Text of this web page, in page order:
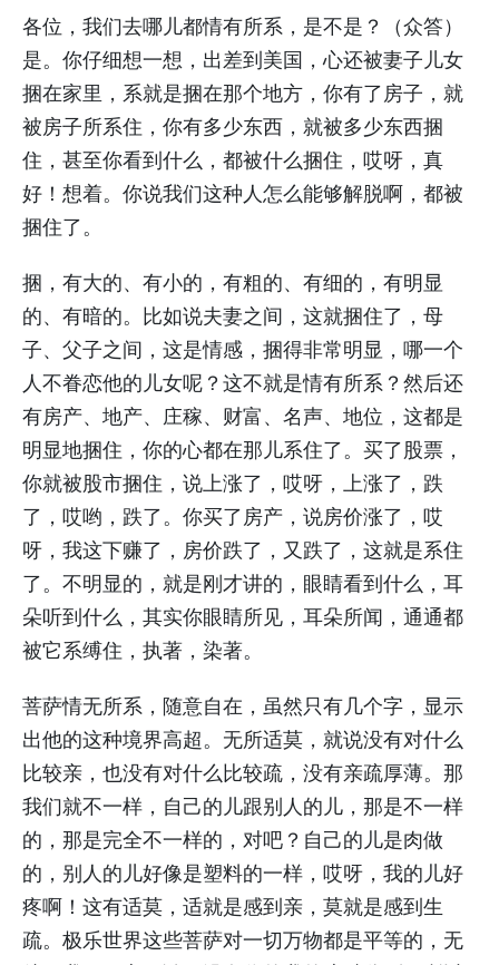
各位，我们去哪儿都情有所系，是不是？（众答）
是。你仔细想一想，出差到美国，心还被妻子儿女
捆在家里，系就是捆在那个地方，你有了房子，就
被房子所系住，你有多少东西，就被多少东西捆
住，甚至你看到什么，都被什么捆住，哎呀，真
好！想着。你说我们这种人怎么能够解脱啊，都被
捆住了。
捆，有大的、有小的，有粗的、有细的，有明显
的、有暗的。比如说夫妻之间，这就捆住了，母
子、父子之间，这是情感，捆得非常明显，哪一个
人不眷恋他的儿女呢？这不就是情有所系？然后还
有房产、地产、庄稼、财富、名声、地位，这都是
明显地捆住，你的心都在那儿系住了。买了股票，
你就被股市捆住，说上涨了，哎呀，上涨了，跌
了，哎哟，跌了。你买了房产，说房价涨了，哎
呀，我这下赚了，房价跌了，又跌了，这就是系住
了。不明显的，就是刚才讲的，眼睛看到什么，耳
朵听到什么，其实你眼睛所见，耳朵所闻，通通都
被它系缚住，执著，染著。
菩萨情无所系，随意自在，虽然只有几个字，显示
出他的这种境界高超。无所适莫，就说没有对什么
比较亲，也没有对什么比较疏，没有亲疏厚薄。那
我们就不一样，自己的儿跟别人的儿，那是不一样
的，那是完全不一样的，对吧？自己的儿是肉做
的，别人的儿好像是塑料的一样，哎呀，我的儿好
疼啊！这有适莫，适就是感到亲，莫就是感到生
疏。极乐世界这些菩萨对一切万物都是平等的，无